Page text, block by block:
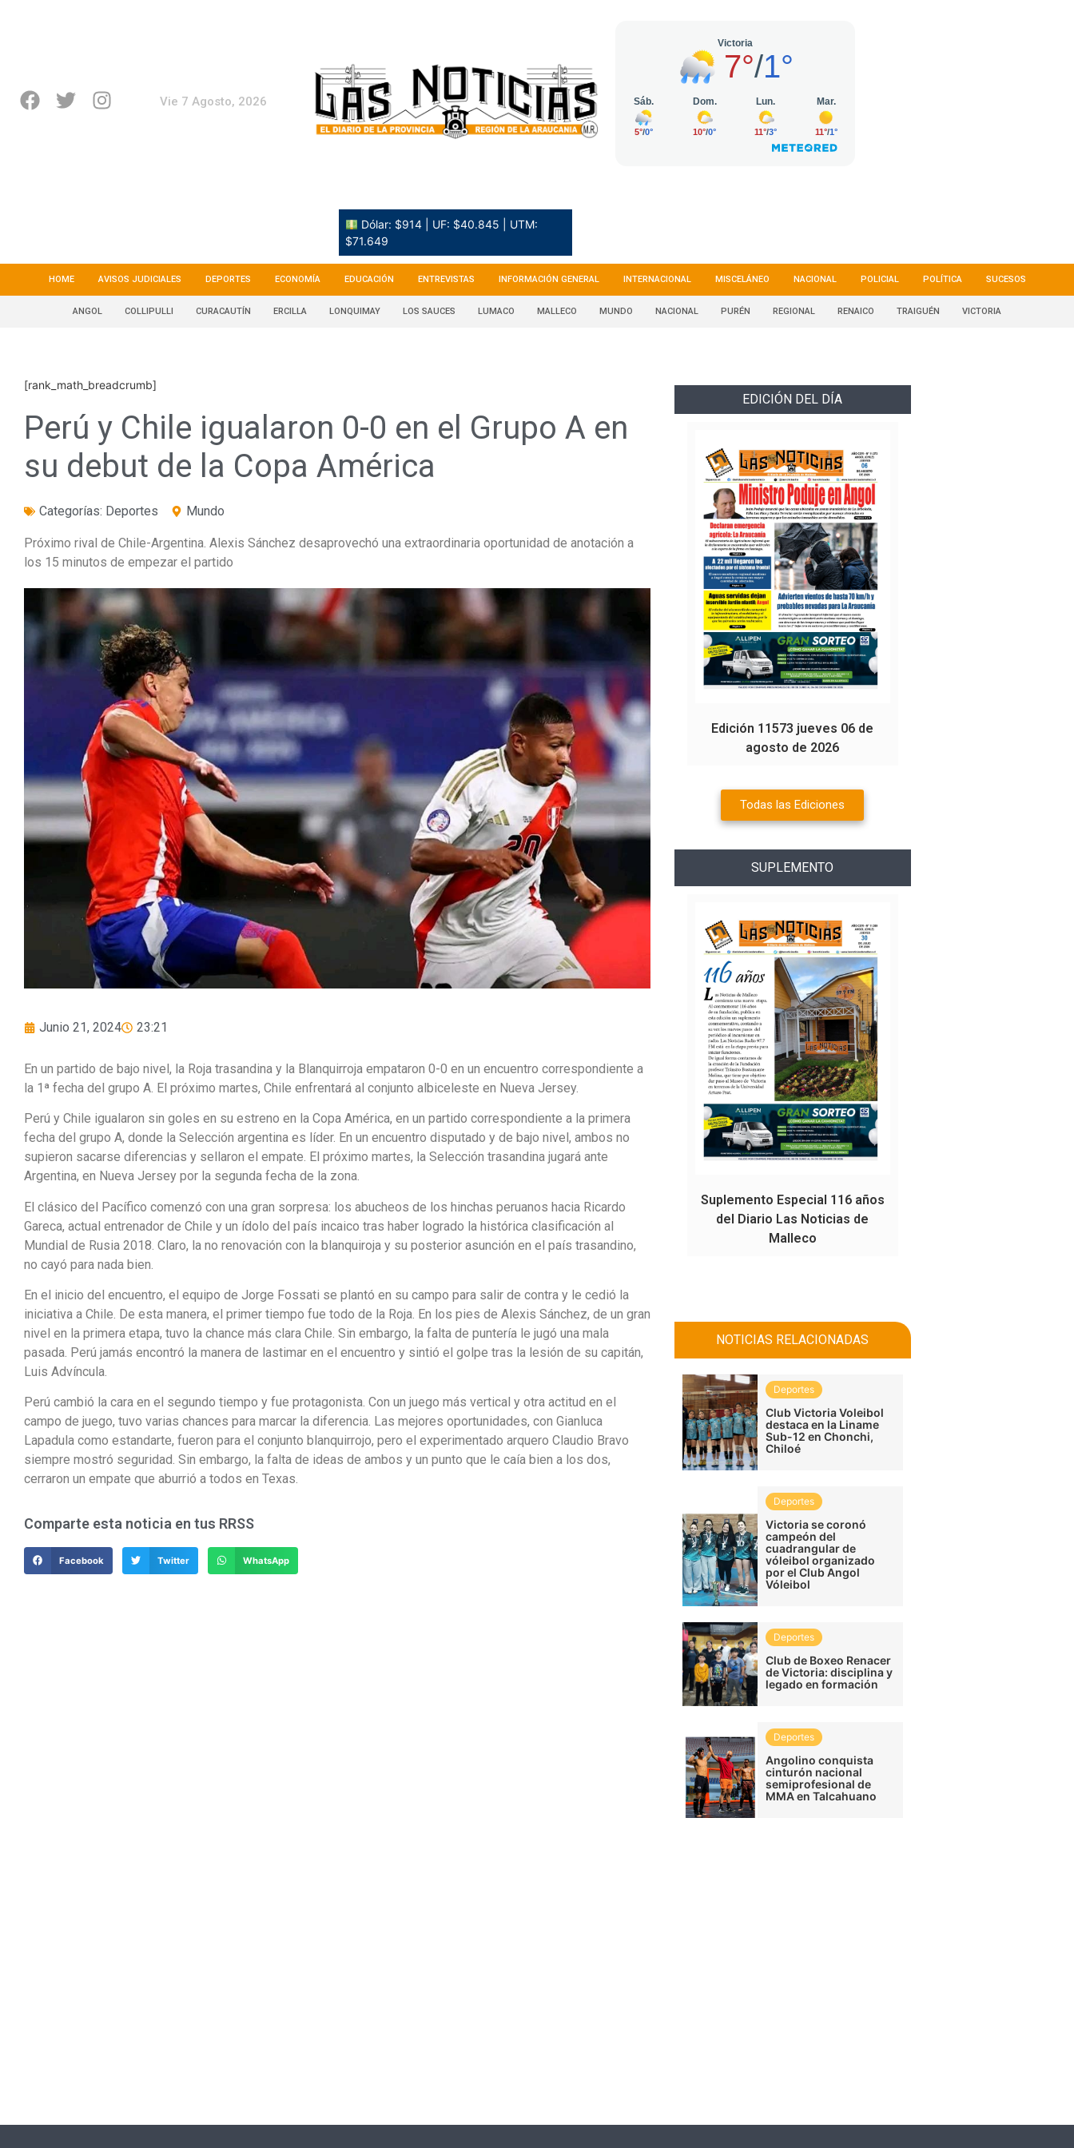
Vie 7 Agosto, 2026
Dólar: $914 | UF: $40.845 | UTM:
$71.649
HOME AVISOS JUDICIALES DEPORTES ECONOMÍA EDUCACIÓN ENTREVISTAS INFORMACIÓN GENERAL INTERNACIONAL MISCELÁNEO NACIONAL POLICIAL POLÍTICA SUCESOS
ANGOL COLLIPULLI CURACAUTÍN ERCILLA LONQUIMAY LOS SAUCES LUMACO MALLECO MUNDO NACIONAL PURÉN REGIONAL RENAICO TRAIGUÉN VICTORIA
[rank_math_breadcrumb]
Perú y Chile igualaron 0-0 en el Grupo A en
su debut de la Copa América
Categorías: Deportes Mundo
Próximo rival de Chile-Argentina. Alexis Sánchez desaprovechó una extraordinaria oportunidad de anotación a
los 15 minutos de empezar el partido
Junio 21, 2024 23:21
En un partido de bajo nivel, la Roja trasandina y la Blanquirroja empataron 0-0 en un encuentro correspondiente a
la 1ª fecha del grupo A. El próximo martes, Chile enfrentará al conjunto albiceleste en Nueva Jersey.
Perú y Chile igualaron sin goles en su estreno en la Copa América, en un partido correspondiente a la primera
fecha del grupo A, donde la Selección argentina es líder. En un encuentro disputado y de bajo nivel, ambos no
supieron sacarse diferencias y sellaron el empate. El próximo martes, la Selección trasandina jugará ante
Argentina, en Nueva Jersey por la segunda fecha de la zona.
El clásico del Pacífico comenzó con una gran sorpresa: los abucheos de los hinchas peruanos hacia Ricardo
Gareca, actual entrenador de Chile y un ídolo del país incaico tras haber logrado la histórica clasificación al
Mundial de Rusia 2018. Claro, la no renovación con la blanquiroja y su posterior asunción en el país trasandino,
no cayó para nada bien.
En el inicio del encuentro, el equipo de Jorge Fossati se plantó en su campo para salir de contra y le cedió la
iniciativa a Chile. De esta manera, el primer tiempo fue todo de la Roja. En los pies de Alexis Sánchez, de un gran
nivel en la primera etapa, tuvo la chance más clara Chile. Sin embargo, la falta de puntería le jugó una mala
pasada. Perú jamás encontró la manera de lastimar en el encuentro y sintió el golpe tras la lesión de su capitán,
Luis Advíncula.
Perú cambió la cara en el segundo tiempo y fue protagonista. Con un juego más vertical y otra actitud en el
campo de juego, tuvo varias chances para marcar la diferencia. Las mejores oportunidades, con Gianluca
Lapadula como estandarte, fueron para el conjunto blanquirrojo, pero el experimentado arquero Claudio Bravo
siempre mostró seguridad. Sin embargo, la falta de ideas de ambos y un punto que le caía bien a los dos,
cerraron un empate que aburrió a todos en Texas.
Comparte esta noticia en tus RRSS
Facebook Twitter WhatsApp
EDICIÓN DEL DÍA
Edición 11573 jueves 06 de
agosto de 2026
Todas las Ediciones
SUPLEMENTO
Suplemento Especial 116 años
del Diario Las Noticias de
Malleco
NOTICIAS RELACIONADAS
Deportes
Club Victoria Voleibol
destaca en la Liname
Sub-12 en Chonchi,
Chiloé
Deportes
Victoria se coronó
campeón del
cuadrangular de
vóleibol organizado
por el Club Angol
Vóleibol
Deportes
Club de Boxeo Renacer
de Victoria: disciplina y
legado en formación
Deportes
Angolino conquista
cinturón nacional
semiprofesional de
MMA en Talcahuano